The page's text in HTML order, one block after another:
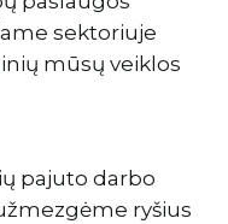
sektoriuje
mūsų veiklos
pajuto darbo
ryšius